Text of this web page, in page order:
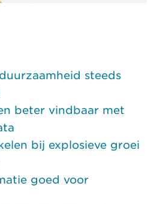
steeds
beter vindbaar met
bij explosieve groei
goed voor